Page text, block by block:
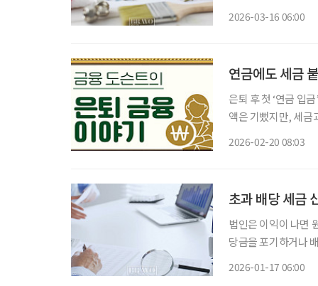
2026-03-16 06:00
연금에도 세금
은퇴 후 첫 ‘연금 입금’, 세금은 얼마나 떼
액은 기뻤지만, 세금
2026-02-20 08:03
초과 배당 세금
법인은 이익이 나면
당금을 포기하거나
2026-01-17 06:00